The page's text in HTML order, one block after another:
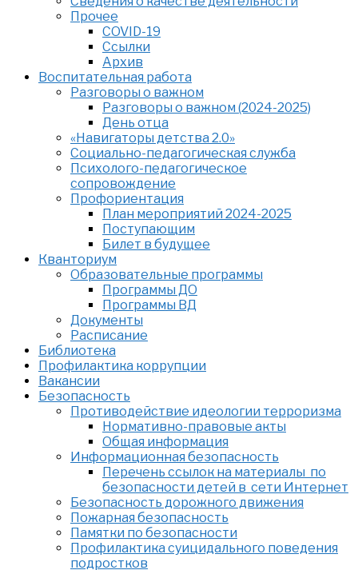
Прочее
COVID-19
Ссылки
Архив
Воспитательная работа
Разговоры о важном
Разговоры о важном (2024-2025)
День отца
«Навигаторы детства 2.0»
Социально-педагогическая служба
Психолого-педагогическое
сопровождение
Профориентация
План мероприятий 2024-2025
Поступающим
Билет в будущее
Кванториум
Образовательные программы
Программы ДО
Программы ВД
Документы
Расписание
Библиотека
Профилактика коррупции
Вакансии
Безопасность
Противодействие идеологии терроризма
Нормативно-правовые акты
Общая информация
Информационная безопасность
Перечень ссылок на материалы по
безопасности детей в сети Интернет
Безопасность дорожного движения
Пожарная безопасность
Памятки по безопасности
Профилактика суицидального поведения
подростков